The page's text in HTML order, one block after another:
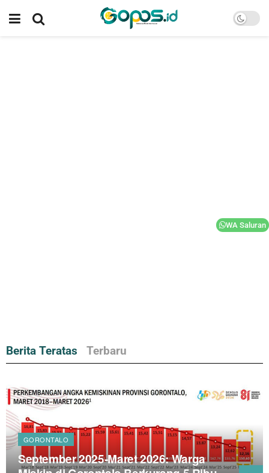
Berita Teratas Terbaru
DPRD BONE BOLANGO
WA Saluran